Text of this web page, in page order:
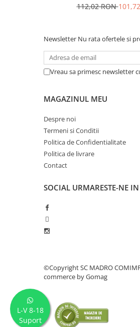
112,02 RON
Newsletter Nu rata ofertele si
Vreau sa primesc newsletter
MAGAZINUL MEU
Despre noi
Termeni si Conditii
Politica de Confidentialitate
Politica de livrare
Contact
SOCIAL URMARESTE-NE
©Copyright SC MADRO
commerce by Gomag
L-V 8-18
Suport